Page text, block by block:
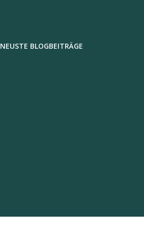
NEUSTE BLOGBEITRÄGE